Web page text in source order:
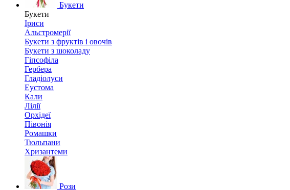
Букети
Букети
Іриси
Альстромерії
Букети з фруктів і овочів
Букети з шоколаду
Гіпсофіла
Гербера
Гладіолуси
Еустома
Кали
Лілії
Орхідеї
Півонія
Ромашки
Тюльпани
Хризантеми
Рози